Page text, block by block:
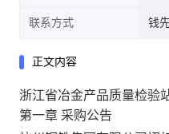
联系方式 钱
正文内容
浙江省冶金产品质量检验
第一章 采购公告